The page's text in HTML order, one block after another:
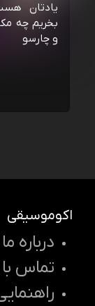
یادتان
بخریم چه
و چارسو
اکوموسیقی
درباره ما
تماس با